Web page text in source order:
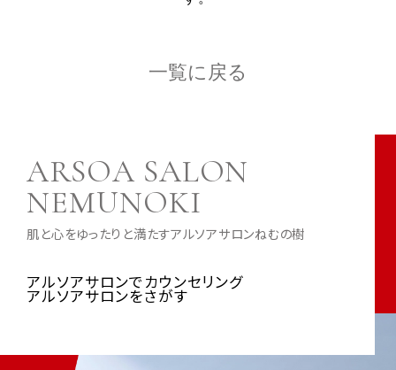
一覧に戻る
ARSOA SALON
NEMUNOKI
肌と心をゆったりと満たすアルソアサロンねむの樹
アルソアサロンでカウンセリング
アルソアサロンをさがす